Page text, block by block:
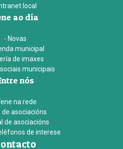
local
ao día
- Novas
municipal
de imaxes
municipais
nós
na rede
de asociacións
de asociacións
de interese